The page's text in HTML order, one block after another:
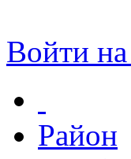
Войти на
Район